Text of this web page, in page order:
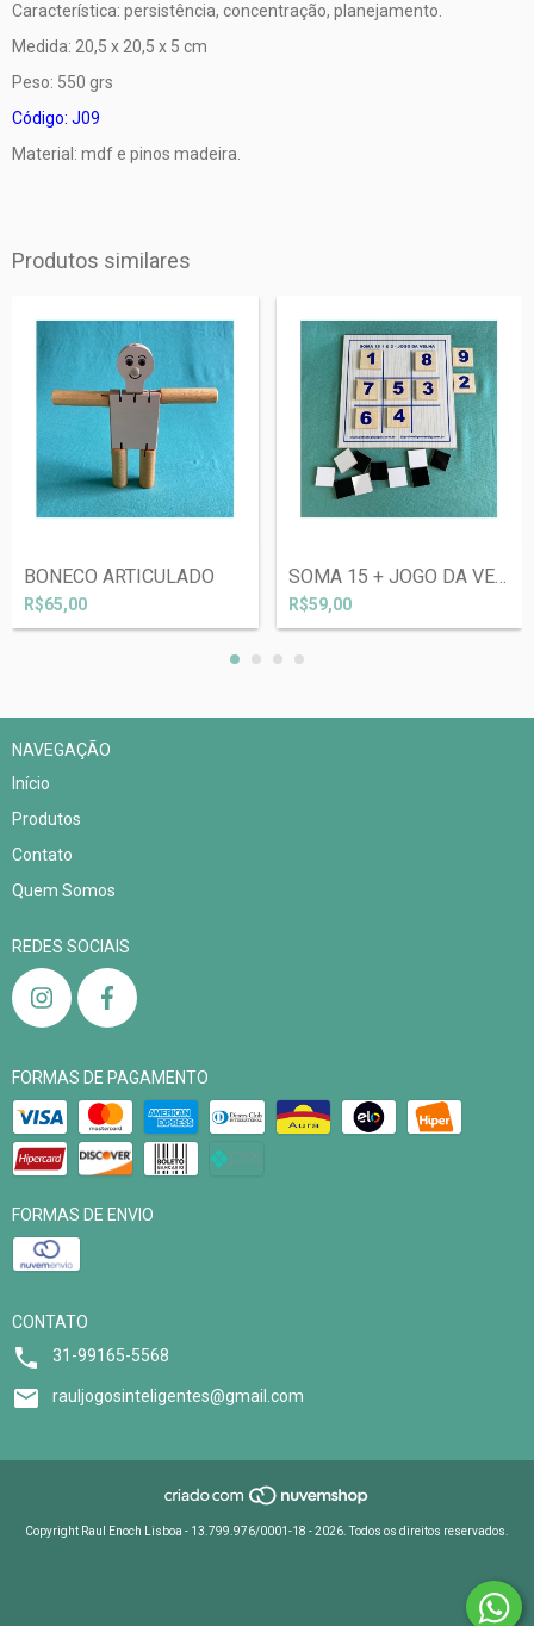
Característica: persistência, concentração, planejamento.
Medida: 20,5 x 20,5 x 5 cm
Peso: 550 grs
Código: J09
Material: mdf e pinos madeira.
Produtos similares
BONECO ARTICULADO
R$65,00
SOMA 15 + JOGO DA VELHA
R$59,00
NAVEGAÇÃO
Início
Produtos
Contato
Quem Somos
REDES SOCIAIS
FORMAS DE PAGAMENTO
FORMAS DE ENVIO
CONTATO
31-99165-5568
rauljogosinteligentes@gmail.com
Copyright Raul Enoch Lisboa - 13.799.976/0001-18 - 2026. Todos os direitos reservados.